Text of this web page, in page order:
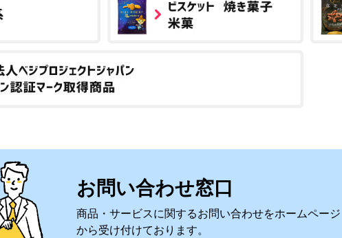
お問い合わせ窓口
商品・サービスに関するお問い合わせをホームページ
から受け付けております。